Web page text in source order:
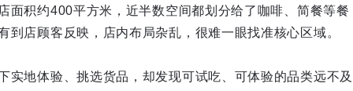
面积约400平方米，近半数空间都划分给了咖啡、简餐等餐
店顾客反映，店内布局杂乱，很难一眼找准核心区域。
实地体验、挑选货品，却发现可试吃、可体验的品类远不及